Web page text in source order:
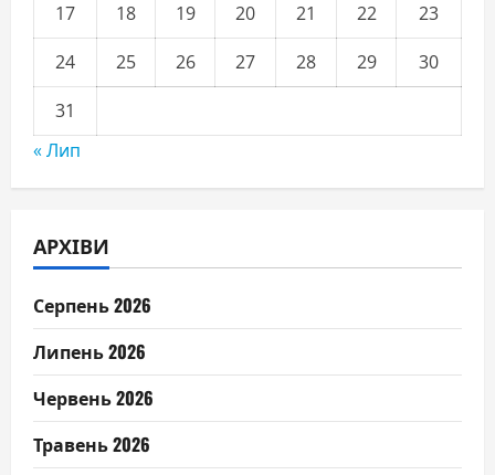
17
18 19 20 21 22
23
24
25 26 27 28 29
30
31
« Лип
АРХІВИ
Серпень 2026
Липень 2026
Червень 2026
Травень 2026